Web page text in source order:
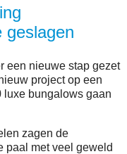
geslagen
een nieuwe stap gezet
project op een
bungalows gaan
zagen de
paal met veel geweld